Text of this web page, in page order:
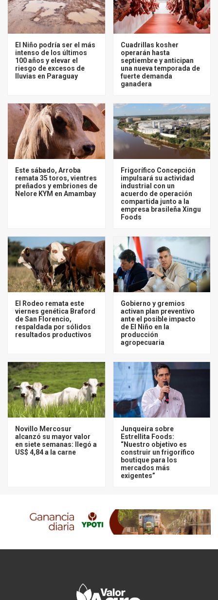
El Niño podría ser el más
intenso de los últimos
100 años y elevar el
riesgo de excesos de
lluvias en Paraguay
Cuadrillas kosher
operarán hasta
septiembre y anticipan
una nueva temporada de
fuerte demanda
ganadera
Este sábado, Arroba
remata 35 toros, vientres
preñados y embriones de
Nelore KYM en Amambay
Frigorífico Concepción
impulsará su actividad
industrial con un
acuerdo de operación
compartida junto a la
empresa brasileña Xingu
Foods
El Rodeo remata este
viernes genética Braford
de San Florencio,
respaldada por sólidos
resultados productivos
Gobierno y gremios
activan plan preventivo
ante el posible impacto
de El Niño en la
producción
agropecuaria
Novillo Mercosur
alcanzó su mayor valor
en siete semanas: llegó a
US$ 4,84 a la carne
Junqueira sobre
Estrellita Foods:
“Nuestro objetivo es
construir un frigorífico
boutique para los
mercados más
exigentes”